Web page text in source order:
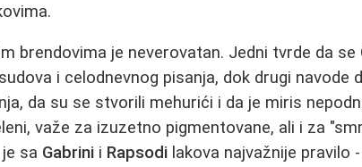
brendovima je neverovatan. Jedni tvrde da se
i celodnevnog pisanja, dok drugi navode
da su se stvorili mehurići i da je miris
važe za izuzetno pigmentovane, ali i za
sa Gabrini i Rapsodi lakova najvažnije pravilo